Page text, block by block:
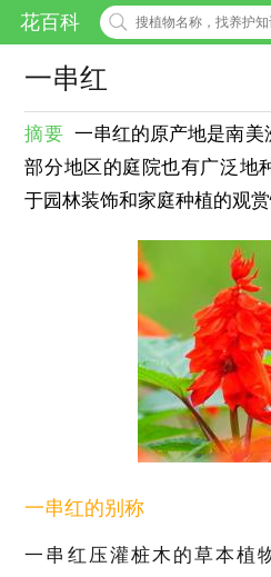
花百科
一串红
摘要 一串红的原产地是南
部分地区的庭院也有广泛地
于园林装饰和家庭种植的观赏
一串红的别称
一串红压灌桩木的草本植